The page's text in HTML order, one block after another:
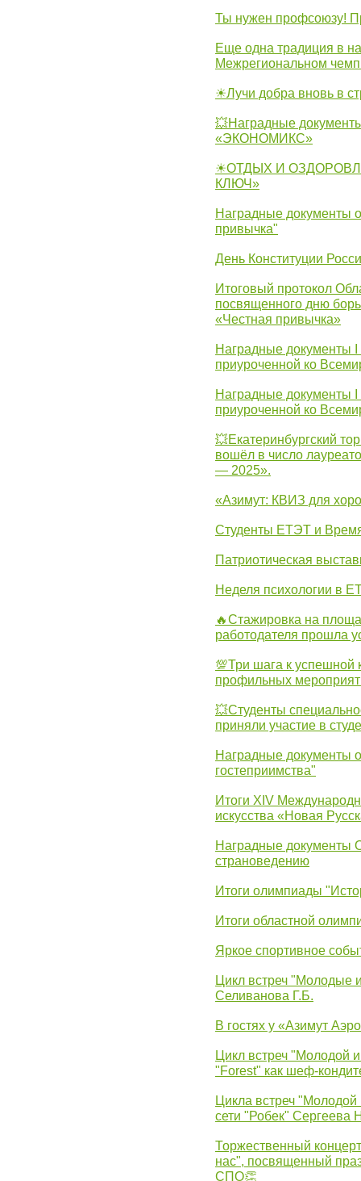
Ты нужен профсоюзу!
Еще одна традиция в
Межрегиональном
☀Лучи добра вновь в
💥Наградные
«ЭКОНОМИКС»
☀ОТДЫХ И
КЛЮЧ»
Наградные документы
привычка"
День Конституции
Итоговый протокол
посвященного дню
«Честная привычка»
Наградные документы
приуроченной ко
Наградные документы
приуроченной ко
💥Екатеринбургский
вошёл в число
— 2025».
«Азимут: КВИЗ для
Студенты ЕТЭТ и
Патриотическая
Неделя психологии в
🔥Стажировка на
работодателя прошла
💯Три шага к успешной
профильных
💥Студенты
приняли участие в
Наградные документы
гостеприимства"
Итоги XIV
искусства «Новая
Наградные документы
страноведению
Итоги олимпиады
Итоги областной
Яркое спортивное
Цикл встреч "Молодые
Селиванова Г.Б.
В гостях у «Азимут
Цикл встреч "Молодой
"Forest" как шеф-
Цикла встреч
сети "Робек" Сергеева
Торжественный
нас", посвященный
СПО👏